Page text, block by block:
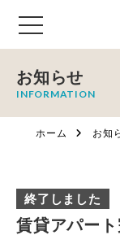
お知らせ
INFORMATION
ホーム お知
終了しました
賃貸アパー